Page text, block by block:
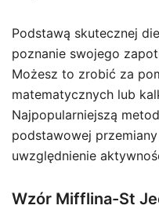
Podstawą skutecznej
poznanie swojego
Możesz to zrobić za
matematycznych lub
Najpopularniejszą
podstawowej
uwzględnienie
Wzór Mifflina-St